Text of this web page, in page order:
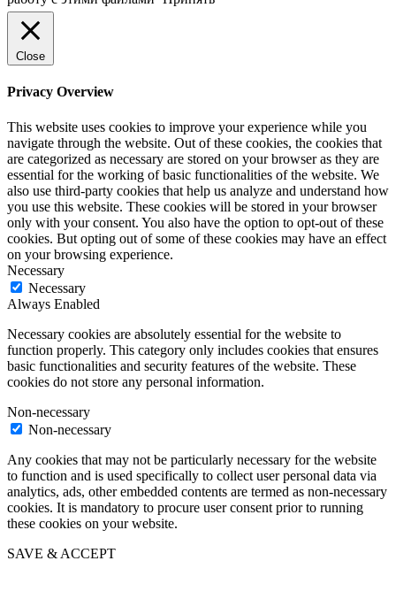
Close
Privacy Overview
This website uses cookies to improve your experience while you
navigate through the website. Out of these cookies, the cookies that
are categorized as necessary are stored on your browser as they are
essential for the working of basic functionalities of the website. We
also use third-party cookies that help us analyze and understand how
you use this website. These cookies will be stored in your browser
only with your consent. You also have the option to opt-out of these
cookies. But opting out of some of these cookies may have an effect
on your browsing experience.
Necessary
Necessary
Always Enabled
Necessary cookies are absolutely essential for the website to
function properly. This category only includes cookies that ensures
basic functionalities and security features of the website. These
cookies do not store any personal information.
Non-necessary
Non-necessary
Any cookies that may not be particularly necessary for the website
to function and is used specifically to collect user personal data via
analytics, ads, other embedded contents are termed as non-necessary
cookies. It is mandatory to procure user consent prior to running
these cookies on your website.
SAVE & ACCEPT